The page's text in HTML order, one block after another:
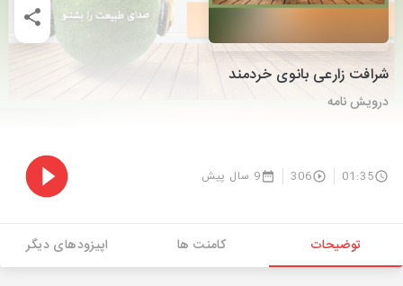
شرافت زارعی بانوی خردمند
درویش نامه
01:35
306 9 سال پیش
توضیحات کامنت ها اپیزودهای دیگر